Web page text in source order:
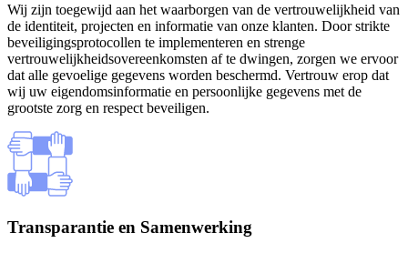
Wij zijn toegewijd aan het waarborgen van de vertrouwelijkheid van
de identiteit, projecten en informatie van onze klanten. Door strikte
beveiligingsprotocollen te implementeren en strenge
vertrouwelijkheidsovereenkomsten af te dwingen, zorgen we ervoor
dat alle gevoelige gegevens worden beschermd. Vertrouw erop dat
wij uw eigendomsinformatie en persoonlijke gegevens met de
grootste zorg en respect beveiligen.
Transparantie en Samenwerking